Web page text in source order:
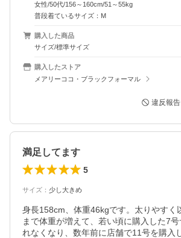
女性/50代/156～160cm/51～55kg
普段着ているサイズ：M
購入した商品
サイズ/標準サイズ
購入したストア
メアリーココ・ブラックフォーマル
違反報告
満足してます
5
サイズ ： 少し大きめ
身長158cm、体重46kgです。太りやすく
まで体重が増えて、若い頃に購入した7
れなくなり、数年前に店舗で11号を購入